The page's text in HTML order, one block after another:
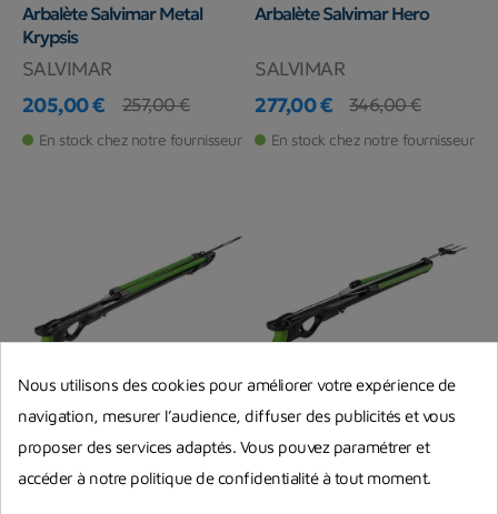
Arbalète Salvimar Metal
Krypsis
SALVIMAR
Prix
205,00 €
Prix de base
257,00 €
En stock chez notre fournisseur
Arbalète Salvimar Hero
SALVIMAR
Prix
277,00 €
Prix de base
346,00 €
En stock chez notre fournisseur
-19,50 €
Arbalète Salvimar Wild Pro
-18,50 €
Arbalète Salvimar Wild
Nous utilisons des cookies pour améliorer votre expérience de
navigation, mesurer l’audience, diffuser des publicités et vous
proposer des services adaptés. Vous pouvez paramétrer et
accéder à notre politique de confidentialité à tout moment.